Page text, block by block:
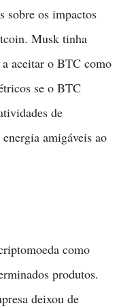
sobre os impactos
Musk tinha
aceitar o BTC como
se o BTC
de
amigáveis ao
como
produtos.
deixou de